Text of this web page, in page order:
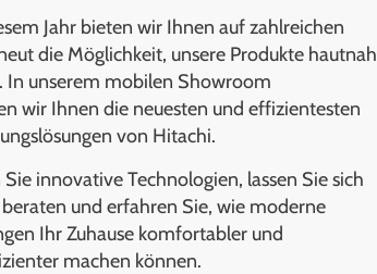
Jahr bieten wir Ihnen auf zahlreichen
die Möglichkeit, unsere Produkte hautnah
In unserem mobilen Showroom
wir Ihnen die neuesten und effizientesten
von Hitachi.
innovative Technologien, lassen Sie sich
und erfahren Sie, wie moderne
Ihr Zuhause komfortabler und
machen können.